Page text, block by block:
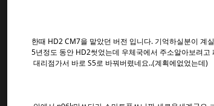
한때 HD2 CM7을 맡았던 버전 입니다. 기억하실분이 계
5년정도 동안 HD2썻었는데 우체국에서 주소알아보려
대리점가서 바로 S5로 바꿔버렸네요..(계획에없었는데)